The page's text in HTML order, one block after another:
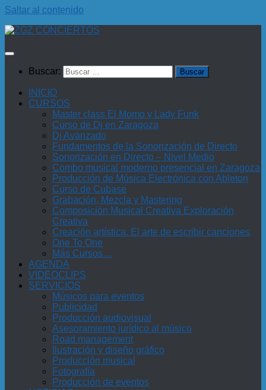
Saltar al contenido
Buscar:
INICIO
CURSOS
Master class El Momo y Lady Funk
Curso de Dj en Zaragoza
Dj Avanzado
Fundamentos de la Sonorización de Directo
Sonorización en Directo – Nivel Medio
Combo musical moderno presencial en Zaragoza
Producción de Música Electrónica con Ableton
Curso de Cubase
Grabación, Mezcla y Mastering
Composición Musical Creativa Exploración
Creativa
Creación artística. El arte de escribir canciones
One To One
Más Cursos…
AGENDA
VIDEOCLIPS
SERVICIOS
Músicos para eventos
Publicidad
Producción audiovisual
Asesoramiento jurídico al músico
Road management
Ilustración y diseño gráfico
Producción musical
Fotografía
Producción de eventos